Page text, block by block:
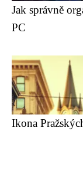
Jak správně
PC
Ikona